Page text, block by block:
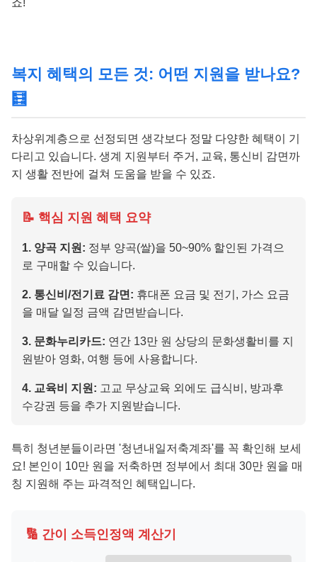
복지 혜택의 모든 것: 어떤 지원을 받나요?
🧮
차상위계층으로 선정되면 생각보다 정말 다양한 혜택이 기
다리고 있습니다. 생계 지원부터 주거, 교육, 통신비 감면까
지 생활 전반에 걸쳐 도움을 받을 수 있죠.
📝 핵심 지원 혜택 요약
1. 양곡 지원: 정부 양곡(쌀)을 50~90% 할인된 가격으
로 구매할 수 있습니다.
2. 통신비/전기료 감면: 휴대폰 요금 및 전기, 가스 요금
을 매달 일정 금액 감면받습니다.
3. 문화누리카드: 연간 13만 원 상당의 문화생활비를 지
원받아 영화, 여행 등에 사용합니다.
4. 교육비 지원: 고교 무상교육 외에도 급식비, 방과후
수강권 등을 추가 지원받습니다.
특히 청년분들이라면 '청년내일저축계좌'를 꼭 확인해 보세
요! 본인이 10만 원을 저축하면 정부에서 최대 30만 원을 매
칭 지원해 주는 파격적인 혜택입니다.
🔢 간이 소득인정액 계산기